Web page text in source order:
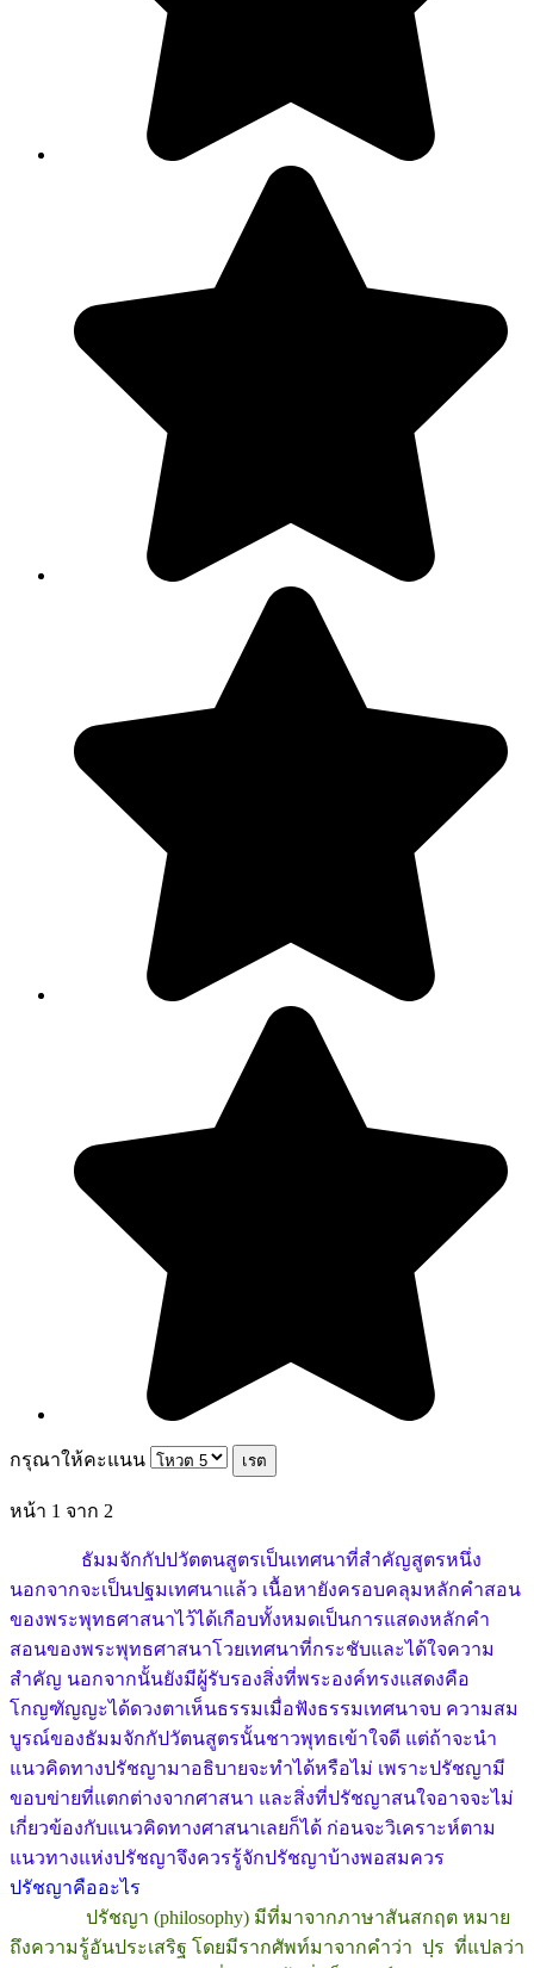
กรุณาให้คะแนน
หน้า 1 จาก 2
ธัมมจักกัปปวัตตนสูตรเป็นเทศนาที่สำคัญสูตรหนึ่ง
นอกจากจะเป็นปฐมเทศนาแล้ว เนื้อหายังครอบคลุมหลักคำสอน
ของพระพุทธศาสนาไว้ได้เกือบทั้งหมดเป็นการแสดงหลักคำ
สอนของพระพุทธศาสนาโวยเทศนาที่กระชับและได้ใจความ
สำคัญ นอกจากนั้นยังมีผู้รับรองสิ่งที่พระองค์ทรงแสดงคือ
โกญฑัญญะได้ดวงตาเห็นธรรมเมื่อฟังธรรมเทศนาจบ ความสม
บูรณ์ของธัมมจักกัปวัตนสูตรนั้นชาวพุทธเข้าใจดี แต่ถ้าจะนำ
แนวคิดทางปรัชญามาอธิบายจะทำได้หรือไม่ เพราะปรัชญามี
ขอบข่ายที่แตกต่างจากศาสนา และสิ่งที่ปรัชญาสนใจอาจจะไม่
เกี่ยวข้องกับแนวคิดทางศาสนาเลยก็ได้ ก่อนจะวิเคราะห์ตาม
แนวทางแห่งปรัชญาจึงควรรู้จักปรัชญาบ้างพอสมควร
ปรัชญาคืออะไร
ปรัชญา (philosophy) มีที่มาจากภาษาสันสกฤต หมาย
ถึงความรู้อันประเสริฐ โดยมีรากศัพท์มาจากคำว่า ปฺร ที่แปลว่า